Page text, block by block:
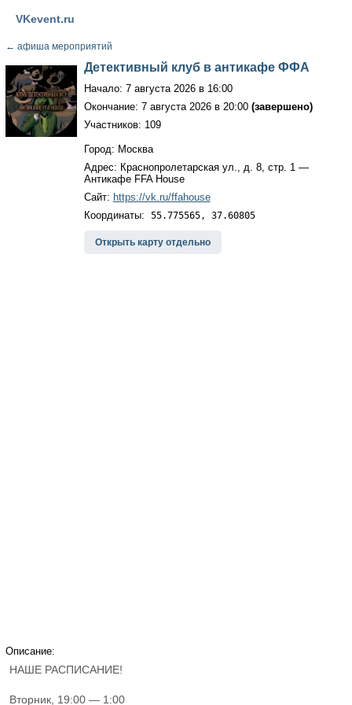
VKevent.ru
← афиша мероприятий
Детективный клуб в антикафе ФФА
Начало: 7 августа 2026 в 16:00
Окончание: 7 августа 2026 в 20:00 (завершено)
Участников: 109
Город: Москва
Адрес: Краснопролетарская ул., д. 8, стр. 1 —
Антикафе FFA House
Сайт: https://vk.ru/ffahouse
Координаты: 55.775565, 37.60805
Открыть карту отдельно
Описание:
НАШЕ РАСПИСАНИЕ!
Вторник, 19:00 — 1:00